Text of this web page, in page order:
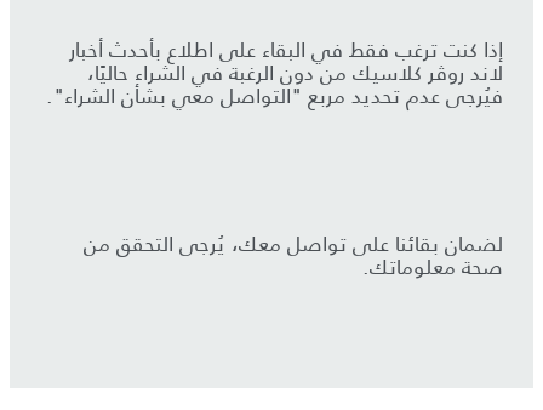
إذا كنت ترغب فقط في البقاء على اطلاع بأحدث أخبار
لاند روڤر كلاسيك من دون الرغبة في الشراء حاليًا،
فيُرجى عدم تحديد مربع "التواصل معي بشأن الشراء".
لضمان بقائنا على تواصل معك، يُرجى التحقق من
صحة معلوماتك.